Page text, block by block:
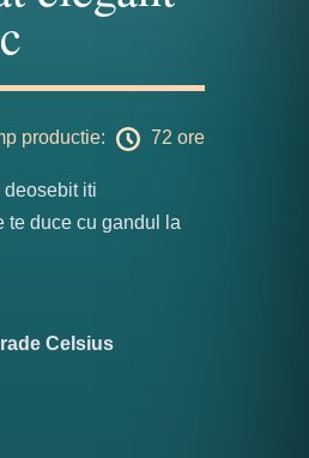
productie: 72 ore
deosebit iti
te duce cu gandul la
Celsius